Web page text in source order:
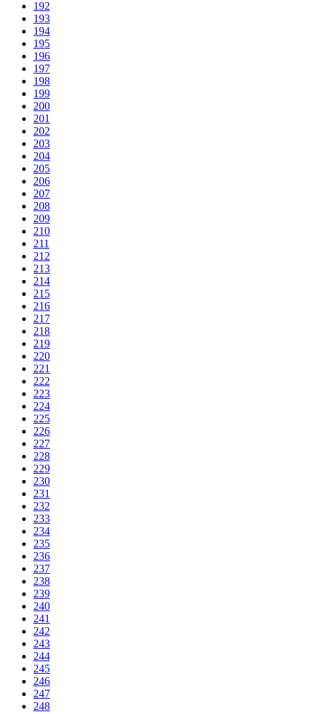
192
193
194
195
196
197
198
199
200
201
202
203
204
205
206
207
208
209
210
211
212
213
214
215
216
217
218
219
220
221
222
223
224
225
226
227
228
229
230
231
232
233
234
235
236
237
238
239
240
241
242
243
244
245
246
247
248